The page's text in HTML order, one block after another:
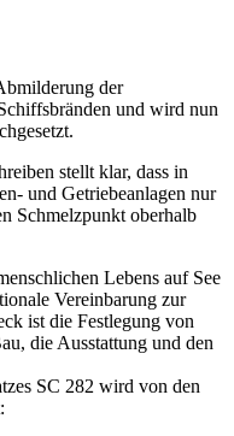
der
und wird nun
stellt klar, dass in
und Getriebeanlagen nur
Schmelzpunkt oberhalb
Lebens auf See
Vereinbarung zur
ist die Festlegung von
die Ausstattung und den
SC 282 wird von den